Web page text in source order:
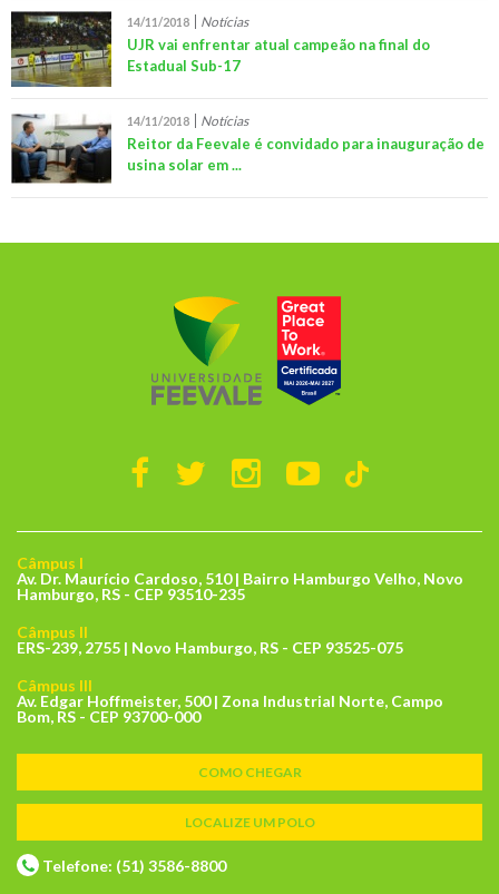
14/11/2018 Notícias
UJR vai enfrentar atual campeão na final do
Estadual Sub-17
14/11/2018 Notícias
Reitor da Feevale é convidado para inauguração de
usina solar em ...
Câmpus I
Av. Dr. Maurício Cardoso, 510 | Bairro Hamburgo Velho, Novo
Hamburgo, RS - CEP 93510-235
Câmpus II
ERS-239, 2755 | Novo Hamburgo, RS - CEP 93525-075
Câmpus III
Av. Edgar Hoffmeister, 500 | Zona Industrial Norte, Campo
Bom, RS - CEP 93700-000
COMO CHEGAR
LOCALIZE UM POLO
Telefone: (51) 3586-8800